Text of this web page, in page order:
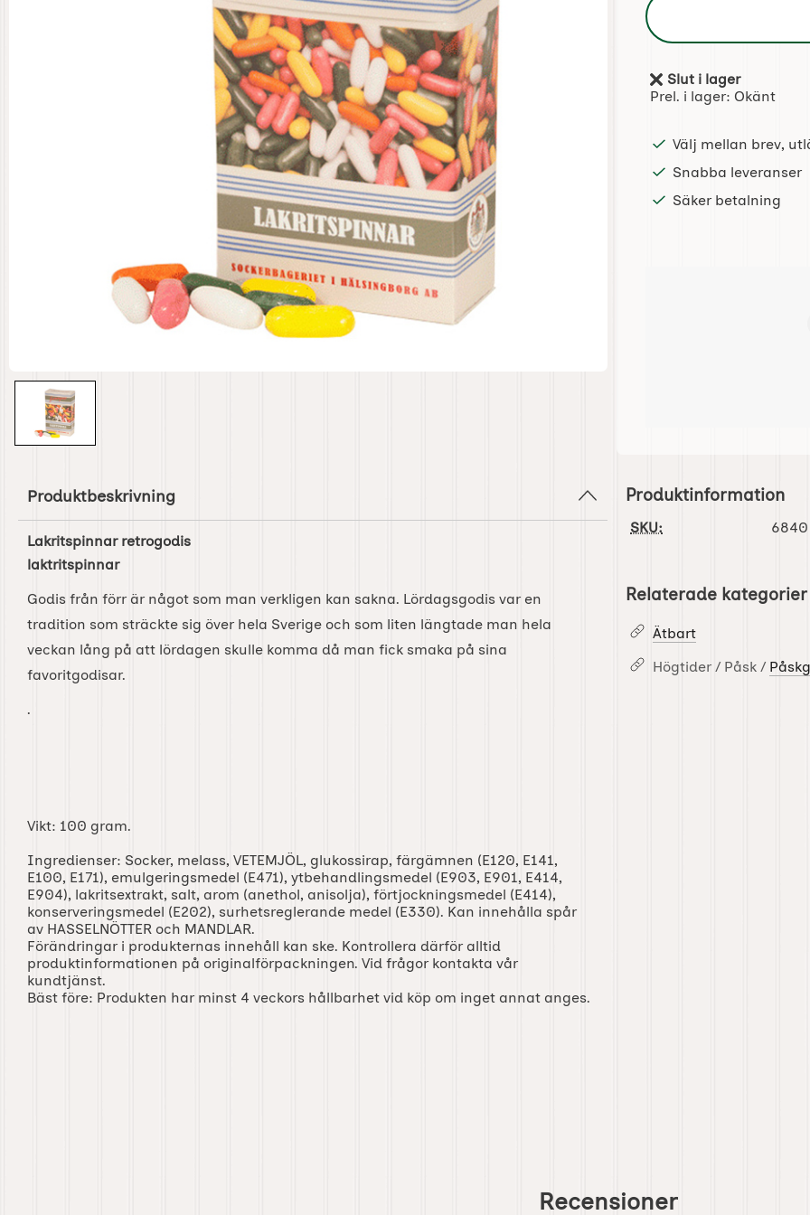
Tillgänglighet:
Slut i lager
Prel. i lager: Okänt
Välj mellan brev,
Snabba leveranser
Säker betalning
Produktbeskrivning
Lakritspinnar retrogodis
laktritspinnar
Godis från förr är något som man verkligen kan sakna. Lördagsgodis var en
tradition som sträckte sig över hela Sverige och som liten längtade man hela
veckan lång på att lördagen skulle komma då man fick smaka på sina
favoritgodisar.
.
Vikt: 100 gram.
Ingredienser: Socker, melass, VETEMJÖL, glukossirap, färgämnen (E120, E141,
E100, E171), emulgeringsmedel (E471), ytbehandlingsmedel (E903, E901, E414,
E904), lakritsextrakt, salt, arom (anethol, anisolja), förtjockningsmedel (E414),
konserveringsmedel (E202), surhetsreglerande medel (E330). Kan innehålla spår
av HASSELNÖTTER och MANDLAR.
Förändringar i produkternas innehåll kan ske. Kontrollera därför alltid
produktinformationen på originalförpackningen. Vid frågor kontakta vår
kundtjänst.
Bäst före: Produkten har minst 4 veckors hållbarhet vid köp om inget annat anges.
Produktinformation
SKU: 6840
Relaterade kategorier
Ätbart
Högtider / Påsk /
Recensioner